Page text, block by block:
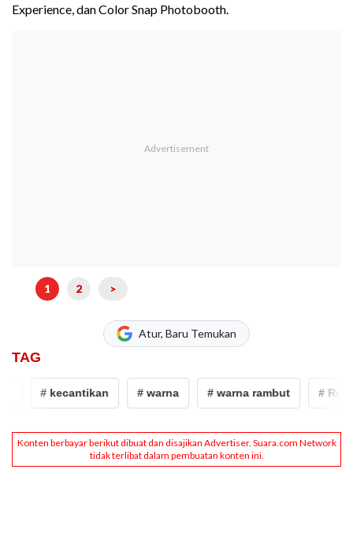
Experience, dan Color Snap Photobooth.
1 2 >
Atur, Baru Temukan
TAG
# kecantikan # warna # warna rambut #